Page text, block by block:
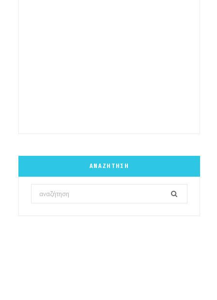
ΑΝΑΖΉΤΗΣΗ
Search
for: